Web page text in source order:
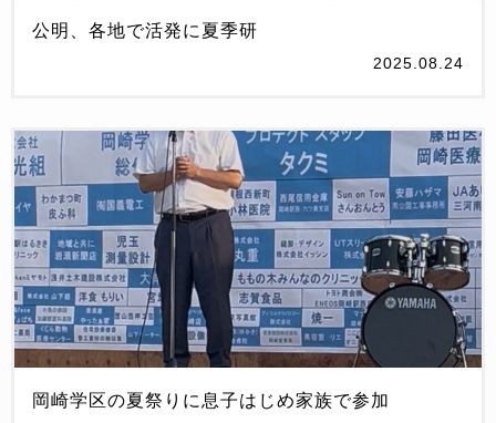
公明、各地で活発に夏季研
2025.08.24
岡崎学区の夏祭りに息子はじめ家族で参加